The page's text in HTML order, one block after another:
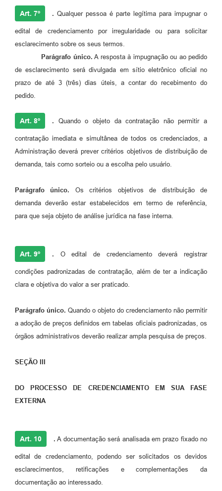
Art. 7º . Qualquer pessoa é parte legítima para impugnar o
edital de credenciamento por irregularidade ou para solicitar
esclarecimento sobre os seus termos.
Parágrafo único. A resposta à impugnação ou ao pedido
de esclarecimento será divulgada em sítio eletrônico oficial no
prazo de até 3 (três) dias úteis, a contar do recebimento do
pedido.
Art. 8º . Quando o objeto da contratação não permitir a
contratação imediata e simultânea de todos os credenciados, a
Administração deverá prever critérios objetivos de distribuição de
demanda, tais como sorteio ou a escolha pelo usuário.
Parágrafo único. Os critérios objetivos de distribuição de
demanda deverão estar estabelecidos em termo de referência,
para que seja objeto de análise jurídica na fase interna.
Art. 9º . O edital de credenciamento deverá registrar
condições padronizadas de contratação, além de ter a indicação
clara e objetiva do valor a ser praticado.
Parágrafo único. Quando o objeto do credenciamento não permitir
a adoção de preços definidos em tabelas oficiais padronizadas, os
órgãos administrativos deverão realizar ampla pesquisa de preços.
SEÇÃO III
DO PROCESSO DE CREDENCIAMENTO EM SUA FASE
EXTERNA
Art. 10 . A documentação será analisada em prazo fixado no
edital de credenciamento, podendo ser solicitados os devidos
esclarecimentos, retificações e complementações da
documentação ao interessado.